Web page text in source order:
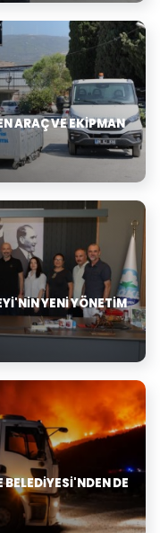
ARAÇ VE EKIPMAN
YENI YÖNETIM
DE